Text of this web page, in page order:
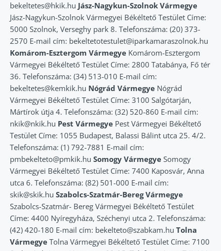
bekeltetes@hkik.hu Jász-Nagykun-Szolnok Vármegye
Jász-Nagykun-Szolnok Vármegyei Békéltető Testület Címe:
5000 Szolnok, Verseghy park 8. Telefonszáma: (20) 373-
2570 E-mail cím: bekeltetotestulet@iparkamaraszolnok.hu
Komárom-Esztergom Vármegye Komárom-Esztergom
Vármegyei Békéltető Testület Címe: 2800 Tatabánya, Fő tér
36. Telefonszáma: (34) 513-010 E-mail cím:
bekeltetes@kemkik.hu Nógrád Vármegye Nógrád
Vármegyei Békéltető Testület Címe: 3100 Salgótarján,
Mártírok útja 4. Telefonszáma: (32) 520-860 E-mail cím:
nkik@nkik.hu Pest Vármegye Pest Vármegyei Békéltető
Testület Címe: 1055 Budapest, Balassi Bálint utca 25. 4/2.
Telefonszáma: (1) 792-7881 E-mail cím:
pmbekelteto@pmkik.hu Somogy Vármegye Somogy
Vármegyei Békéltető Testület Címe: 7400 Kaposvár, Anna
utca 6. Telefonszáma: (82) 501-000 E-mail cím:
skik@skik.hu Szabolcs-Szatmár-Bereg Vármegye
Szabolcs-Szatmár- Bereg Vármegyei Békéltető Testület
Címe: 4400 Nyíregyháza, Széchenyi utca 2. Telefonszáma:
(42) 420-180 E-mail cím: bekelteto@szabkam.hu Tolna
Vármegye Tolna Vármegyei Békéltető Testület Címe: 7100